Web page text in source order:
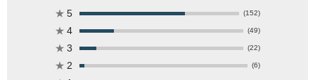
★ 5 (152)
★ 4 (49)
★ 3 (22)
★ 2 (6)